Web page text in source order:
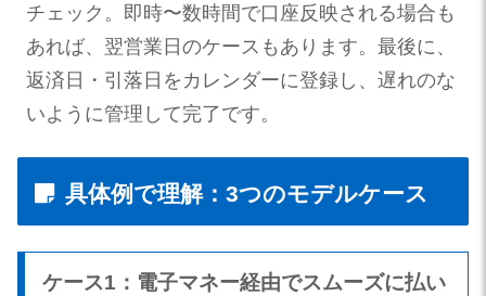
チェック。即時〜数時間で口座反映される場合も
あれば、翌営業日のケースもあります。最後に、
返済日・引落日をカレンダーに登録し、遅れのな
いように管理して完了です。
具体例で理解：3つのモデルケース
ケース1：電子マネー経由でスムーズに払い